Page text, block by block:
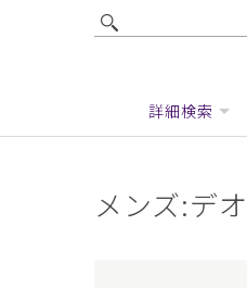
詳細検索
メンズ:デ